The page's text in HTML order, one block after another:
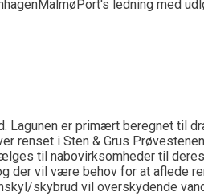
ledning med
Lagunen er primært beregnet til
renset i Sten & Grus
til nabovirksomheder til
der vil være behov for at aflede
skybrud vil overskydende